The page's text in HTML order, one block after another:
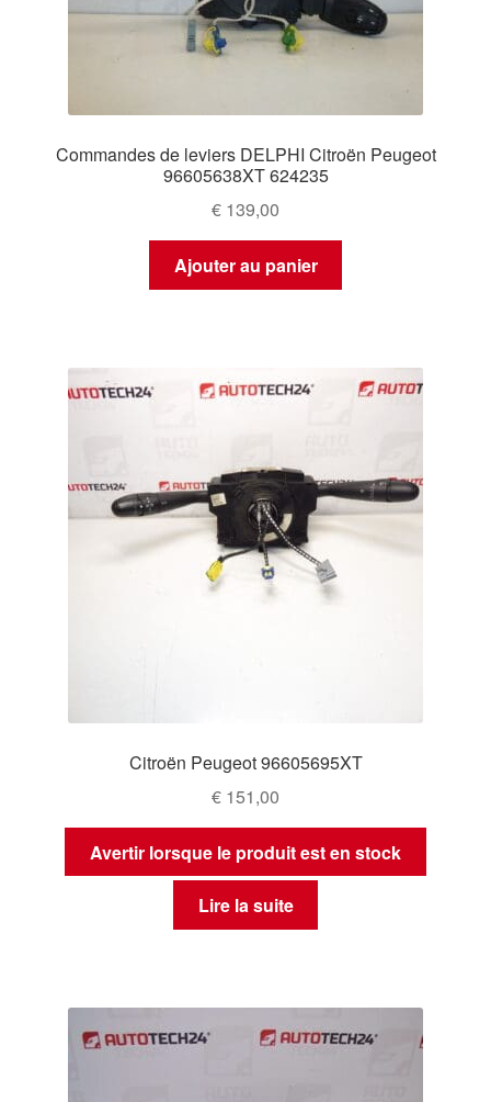
Commandes de leviers DELPHI Citroën Peugeot
96605638XT 624235
€ 139,00
Ajouter au panier
Citroën Peugeot 96605695XT
€ 151,00
Avertir lorsque le produit est en stock
Lire la suite